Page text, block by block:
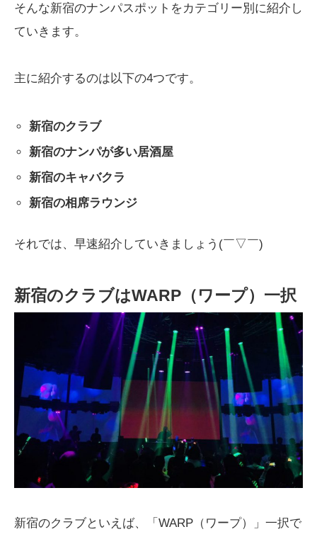
そんな新宿のナンパスポットをカテゴリー別に紹介し
ていきます。
主に紹介するのは以下の4つです。
新宿のクラブ
新宿のナンパが多い居酒屋
新宿のキャバクラ
新宿の相席ラウンジ
それでは、早速紹介していきましょう(￣▽￣)
新宿のクラブはWARP（ワープ）一択
新宿のクラブといえば、「WARP（ワープ）」一択で